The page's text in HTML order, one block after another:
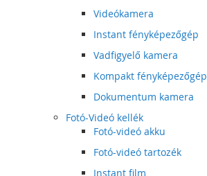
Videókamera
Instant fényképezőgép
Vadfigyelő kamera
Kompakt fényképezőgép
Dokumentum kamera
Fotó-Videó kellék
Fotó-videó akku
Fotó-videó tartozék
Instant film